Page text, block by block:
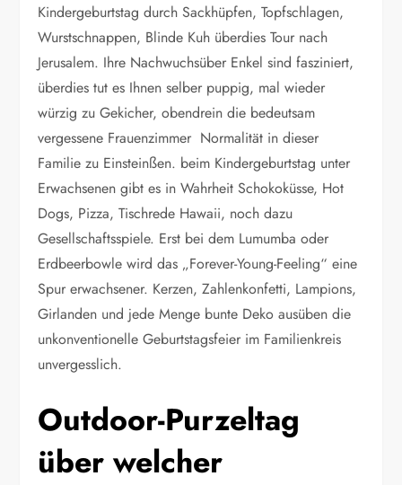
Kindergeburtstag durch Sackhüpfen, Topfschlagen,
Wurstschnappen, Blinde Kuh überdies Tour nach
Jerusalem. Ihre Nachwuchsüber Enkel sind fasziniert,
überdies tut es Ihnen selber puppig, mal wieder
würzig zu Gekicher, obendrein die bedeutsam
vergessene Frauenzimmer Normalität in dieser
Familie zu Einsteinßen. beim Kindergeburtstag unter
Erwachsenen gibt es in Wahrheit Schokoküsse, Hot
Dogs, Pizza, Tischrede Hawaii, noch dazu
Gesellschaftsspiele. Erst bei dem Lumumba oder
Erdbeerbowle wird das „Forever-Young-Feeling“ eine
Spur erwachsener. Kerzen, Zahlenkonfetti, Lampions,
Girlanden und jede Menge bunte Deko ausüben die
unkonventionelle Geburtstagsfeier im Familienkreis
unvergesslich.
Outdoor-Purzeltag
über welcher